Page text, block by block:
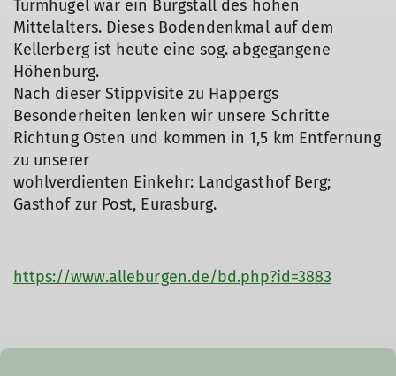
Turmhügel war ein Burgstall des hohen
Mittelalters. Dieses Bodendenkmal auf dem
Kellerberg ist heute eine sog. abgegangene
Höhenburg.
Nach dieser Stippvisite zu Happergs
Besonderheiten lenken wir unsere Schritte
Richtung Osten und kommen in 1,5 km Entfernung
zu unserer
wohlverdienten Einkehr: Landgasthof Berg;
Gasthof zur Post, Eurasburg.
https://www.alleburgen.de/bd.php?id=3883